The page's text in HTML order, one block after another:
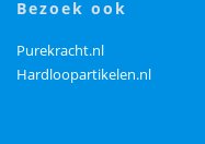
bezoek ook
Purekracht.nl
Hardloopartikelen.nl